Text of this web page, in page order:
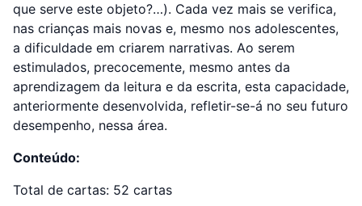
que serve este objeto?…). Cada vez mais se verifica,
nas crianças mais novas e, mesmo nos adolescentes,
a dificuldade em criarem narrativas. Ao serem
estimulados, precocemente, mesmo antes da
aprendizagem da leitura e da escrita, esta capacidade,
anteriormente desenvolvida, refletir-se-á no seu futuro
desempenho, nessa área.
Conteúdo:
Total de cartas: 52 cartas